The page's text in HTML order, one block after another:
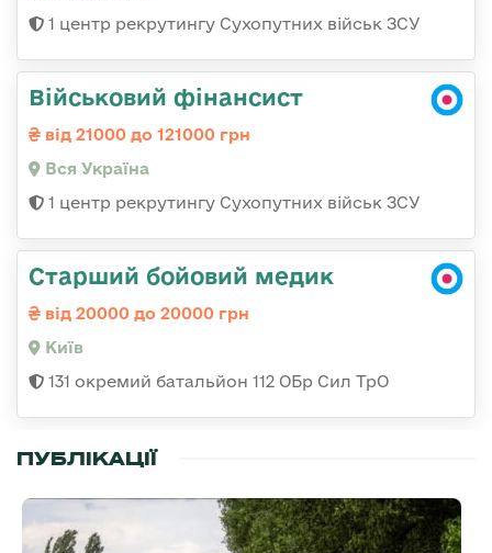
1 центр рекрутингу Сухопутних військ ЗСУ
Військовий фінансист
від 21000 до 121000 грн
Вся Україна
1 центр рекрутингу Сухопутних військ ЗСУ
Старший бойовий медик
від 20000 до 20000 грн
Київ
131 окремий батальйон 112 ОБр Сил ТрО
ПУБЛІКАЦІЇ